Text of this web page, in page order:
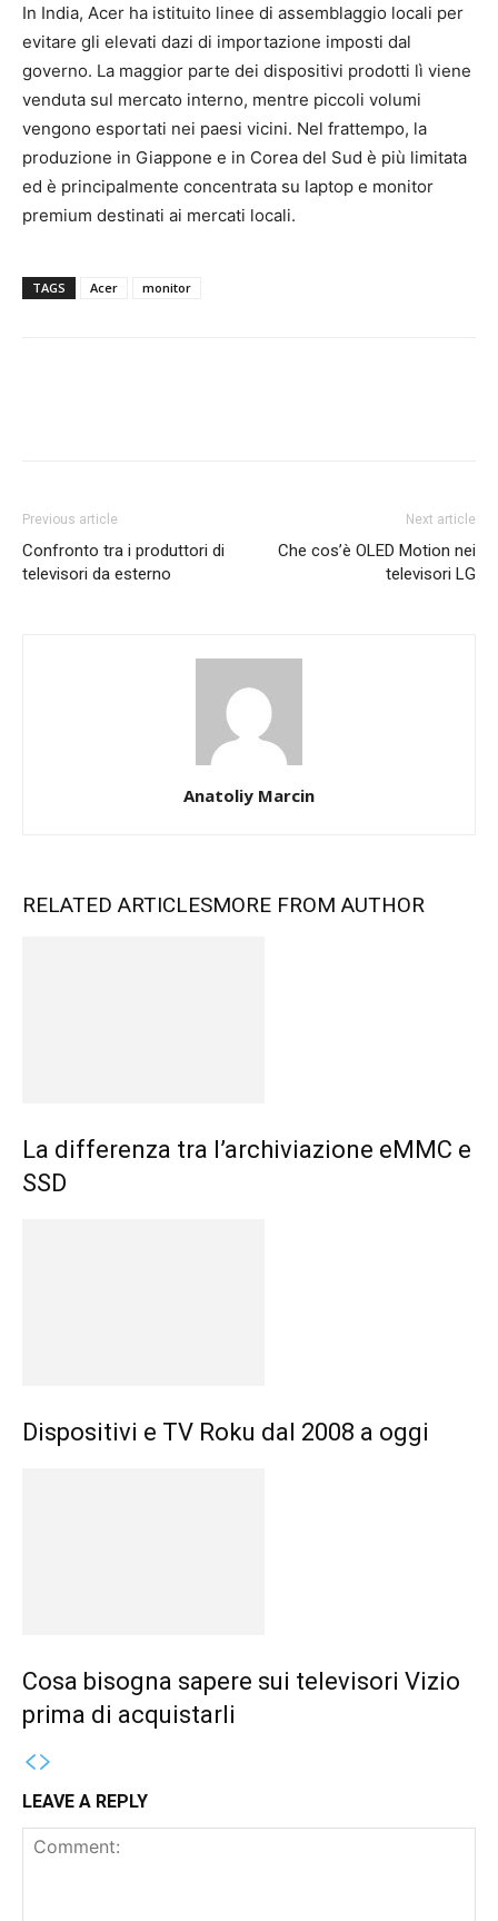
In India, Acer ha istituito linee di assemblaggio locali per
evitare gli elevati dazi di importazione imposti dal
governo. La maggior parte dei dispositivi prodotti lì viene
venduta sul mercato interno, mentre piccoli volumi
vengono esportati nei paesi vicini. Nel frattempo, la
produzione in Giappone e in Corea del Sud è più limitata
ed è principalmente concentrata su laptop e monitor
premium destinati ai mercati locali.
TAGS Acer monitor
Previous article
Confronto tra i produttori di
televisori da esterno
Next article
Che cos’è OLED Motion nei
televisori LG
Anatoliy Marcin
RELATED ARTICLESMORE FROM AUTHOR
La differenza tra l’archiviazione eMMC e
SSD
Dispositivi e TV Roku dal 2008 a oggi
Cosa bisogna sapere sui televisori Vizio
prima di acquistarli
LEAVE A REPLY